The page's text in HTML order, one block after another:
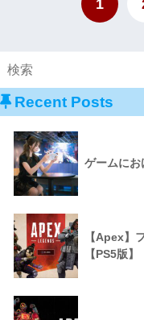
1
Recent Posts
ゲームにお
【Apex】
【PS5版】